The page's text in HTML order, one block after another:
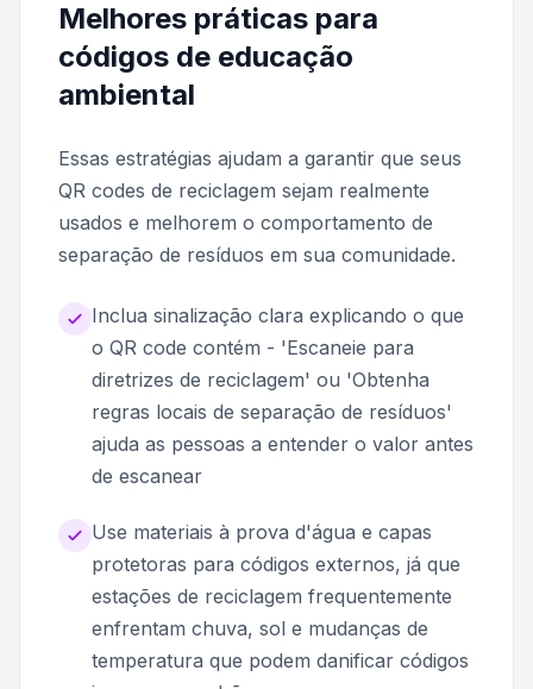
Melhores práticas para
códigos de educação
ambiental
Essas estratégias ajudam a garantir que seus
QR codes de reciclagem sejam realmente
usados e melhorem o comportamento de
separação de resíduos em sua comunidade.
Inclua sinalização clara explicando o que
o QR code contém - 'Escaneie para
diretrizes de reciclagem' ou 'Obtenha
regras locais de separação de resíduos'
ajuda as pessoas a entender o valor antes
de escanear
Use materiais à prova d'água e capas
protetoras para códigos externos, já que
estações de reciclagem frequentemente
enfrentam chuva, sol e mudanças de
temperatura que podem danificar códigos